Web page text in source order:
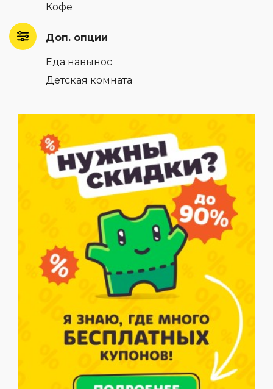
Кофе
Доп. опции
Еда навынос
Детская комната